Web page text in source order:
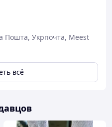
Пошта, Укрпочта, Meest
всё